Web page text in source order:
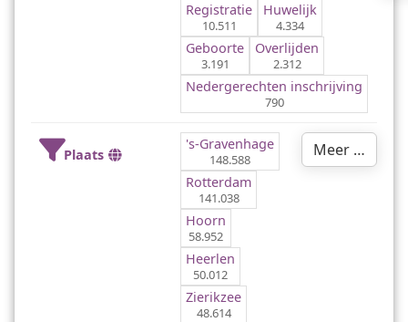
Registratie
10.511
Huwelijk
4.334
Geboorte
3.191
Overlijden
2.312
Nedergerechten inschrijving
790
Plaats
's-Gravenhage
148.588
Rotterdam
141.038
Hoorn
58.952
Heerlen
50.012
Zierikzee
48.614
Meer …